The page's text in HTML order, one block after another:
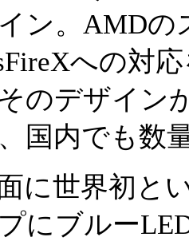
ン。AMDの
への対
のデザイン
国内でも数
に世界初と
にブルー